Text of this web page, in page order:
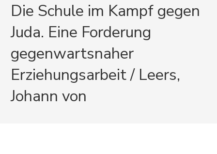
Die Schule im Kampf gegen
Juda. Eine Forderung
gegenwartsnaher
Erziehungsarbeit / Leers,
Johann von